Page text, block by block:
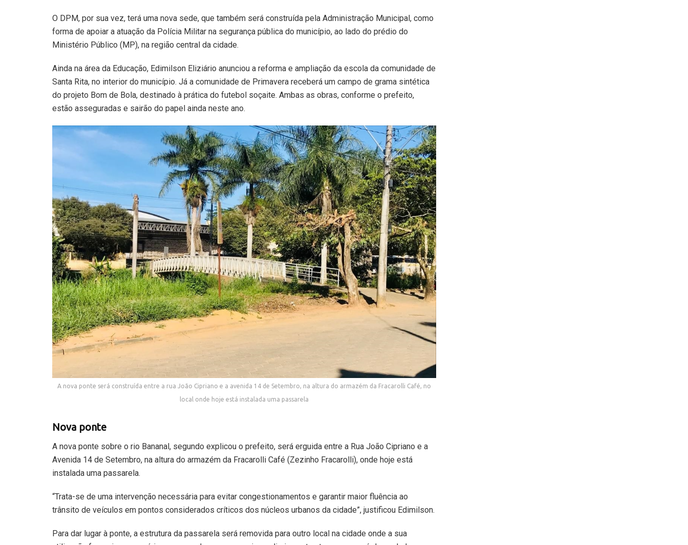
O DPM, por sua vez, terá uma nova sede, que também será construída pela Administração Municipal, como
forma de apoiar a atuação da Polícia Militar na segurança pública do município, ao lado do prédio do
Ministério Público (MP), na região central da cidade.
Ainda na área da Educação, Edimilson Eliziário anunciou a reforma e ampliação da escola da comunidade de
Santa Rita, no interior do município. Já a comunidade de Primavera receberá um campo de grama sintética
do projeto Bom de Bola, destinado à prática do futebol soçaite. Ambas as obras, conforme o prefeito,
estão asseguradas e sairão do papel ainda neste ano.
A nova ponte será construída entre a rua João Cipriano e a avenida 14 de Setembro, na altura do armazém da Fracarolli Café, no
local onde hoje está instalada uma passarela
Nova ponte
A nova ponte sobre o rio Bananal, segundo explicou o prefeito, será erguida entre a Rua João Cipriano e a
Avenida 14 de Setembro, na altura do armazém da Fracarolli Café (Zezinho Fracarolli), onde hoje está
instalada uma passarela.
“Trata-se de uma intervenção necessária para evitar congestionamentos e garantir maior fluência ao
trânsito de veículos em pontos considerados críticos dos núcleos urbanos da cidade”, justificou Edimilson.
Para dar lugar à ponte, a estrutura da passarela será removida para outro local na cidade onde a sua